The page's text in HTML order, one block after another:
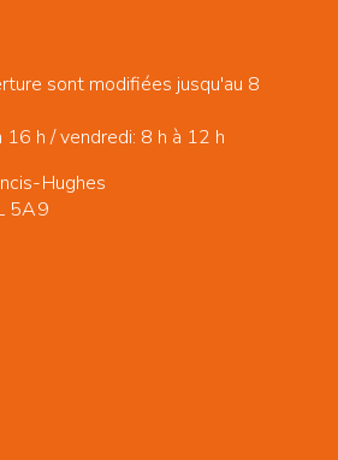
sont modifiées jusqu'au 8
16 h / vendredi: 8 h à 12 h
Hughes
5A9